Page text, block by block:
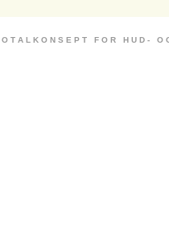
O T A L K O N S E P T F O R H U D - O